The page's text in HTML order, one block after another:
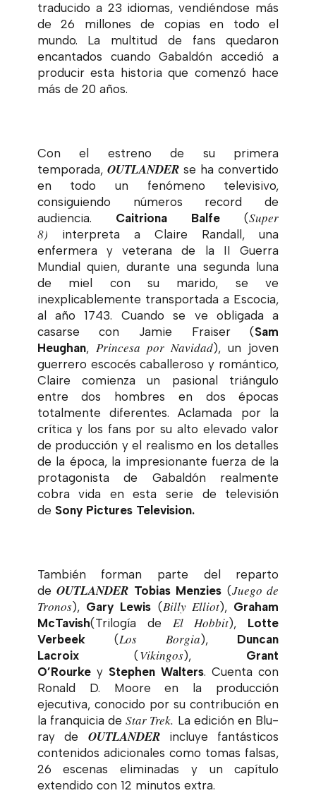
traducido a 23 idiomas, vendiéndose más
de 26 millones de copias en todo el
mundo. La multitud de fans quedaron
encantados cuando Gabaldón accedió a
producir esta historia que comenzó hace
más de 20 años.
Con el estreno de su primera
temporada, OUTLANDERse ha convertido
en todo un fenómeno televisivo,
consiguiendo números record de
audiencia. Caitriona Balfe (Super
8) interpreta a Claire Randall, una
enfermera y veterana de la II Guerra
Mundial quien, durante una segunda luna
de miel con su marido, se ve
inexplicablemente transportada a Escocia,
al año 1743. Cuando se ve obligada a
casarse con Jamie Fraiser (Sam
Heughan, Princesa por Navidad), un joven
guerrero escocés caballeroso y romántico,
Claire comienza un pasional triángulo
entre dos hombres en dos épocas
totalmente diferentes. Aclamada por la
crítica y los fans por su alto elevado valor
de producción y el realismo en los detalles
de la época, la impresionante fuerza de la
protagonista de Gabaldón realmente
cobra vida en esta serie de televisión
de Sony Pictures Television.
También forman parte del reparto
deOUTLANDER Tobias Menzies (Juego de
Tronos), Gary Lewis (Billy Elliot), Graham
McTavish(Trilogía de El Hobbit), Lotte
Verbeek(Los Borgia), Duncan
Lacroix(Vikingos), Grant
O’Rourkey Stephen Walters. Cuenta con
Ronald D. Moore en la producción
ejecutiva, conocido por su contribución en
la franquicia de Star Trek. La edición en Blu-
ray de OUTLANDERincluye fantásticos
contenidos adicionales como tomas falsas,
26 escenas eliminadas y un capítulo
extendido con 12 minutos extra.